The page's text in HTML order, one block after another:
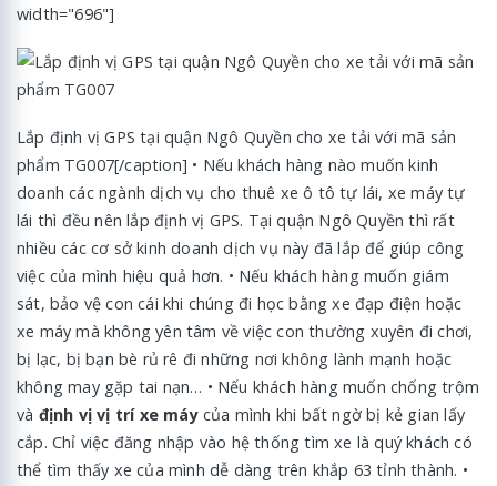
width="696"]
Lắp định vị GPS tại quận Ngô Quyền cho xe tải với mã sản
phẩm TG007[/caption] • Nếu khách hàng nào muốn kinh
doanh các ngành dịch vụ cho thuê xe ô tô tự lái, xe máy tự
lái thì đều nên lắp định vị GPS. Tại quận Ngô Quyền thì rất
nhiều các cơ sở kinh doanh dịch vụ này đã lắp để giúp công
việc của mình hiệu quả hơn. • Nếu khách hàng muốn giám
sát, bảo vệ con cái khi chúng đi học bằng xe đạp điện hoặc
xe máy mà không yên tâm về việc con thường xuyên đi chơi,
bị lạc, bị bạn bè rủ rê đi những nơi không lành mạnh hoặc
không may gặp tai nạn… • Nếu khách hàng muốn chống trộm
và định vị vị trí xe máycủa mình khi bất ngờ bị kẻ gian lấy
cắp. Chỉ việc đăng nhập vào hệ thống tìm xe là quý khách có
thể tìm thấy xe của mình dễ dàng trên khắp 63 tỉnh thành. •